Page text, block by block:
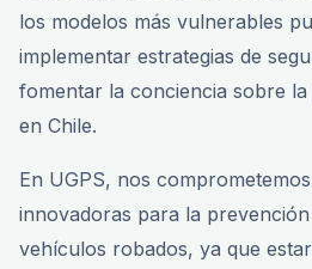
los modelos más vulnerables
implementar estrategias de
fomentar la conciencia sobre
en Chile.
En UGPS, nos
innovadoras para la
vehículos robados, ya que